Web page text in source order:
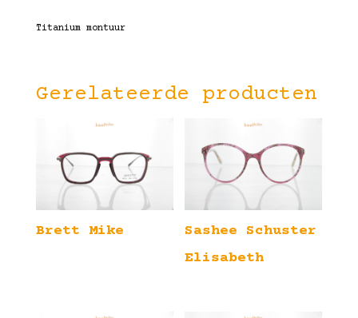
Titanium montuur
Gerelateerde producten
Brett Mike
Sashee Schuster
Elisabeth